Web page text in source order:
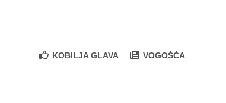
KOBILJA GLAVA VOGOŠĆA